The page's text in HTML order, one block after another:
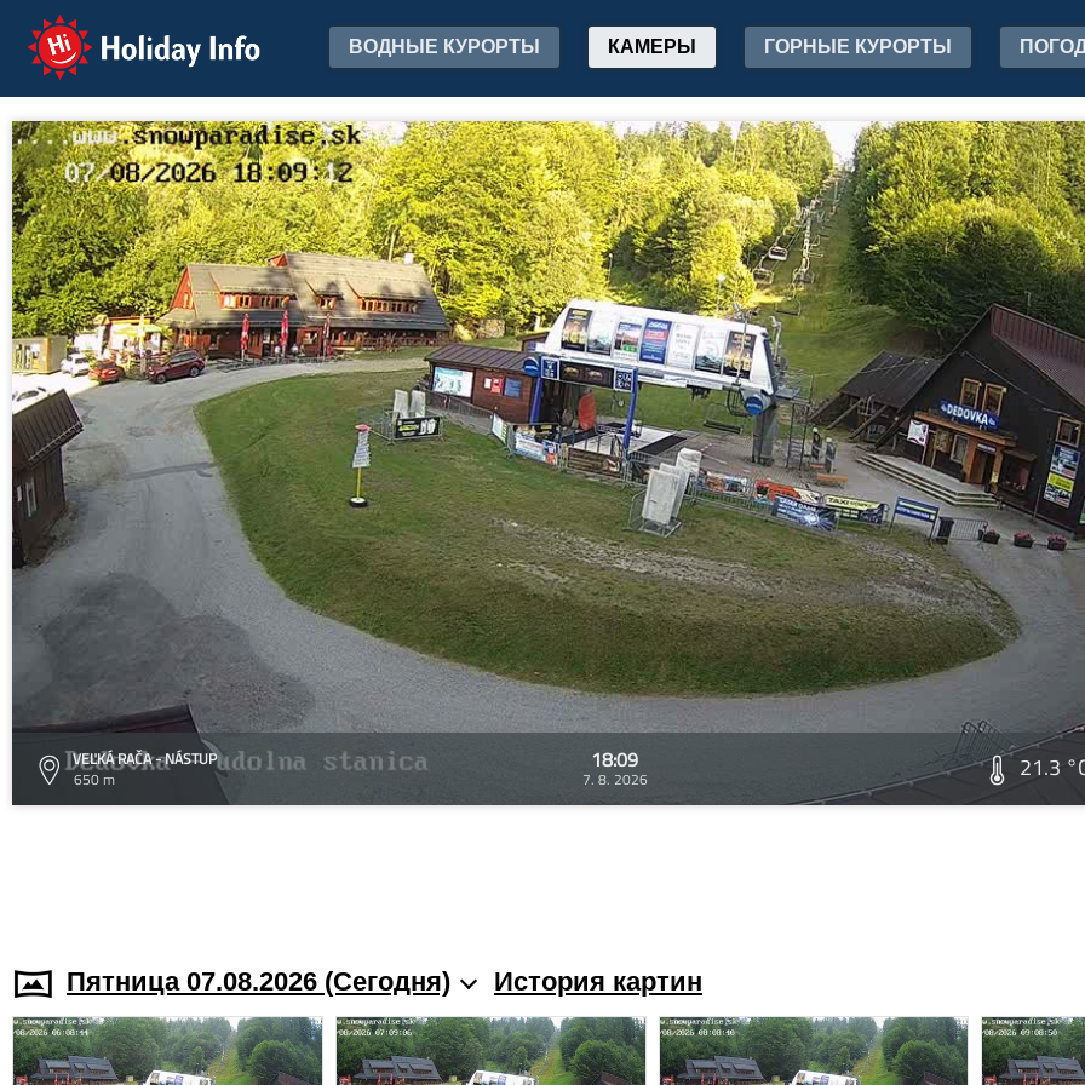
Holiday Info ВОДНЫЕ КУРОРТЫ КАМЕРЫ ГОРНЫЕ КУРОРТЫ
VEĽKÁ RAČA - NÁSTUP
650 m
18:09
7. 8. 2026 21.3
Пятница 07.08.2026 (Cегодня) История картин